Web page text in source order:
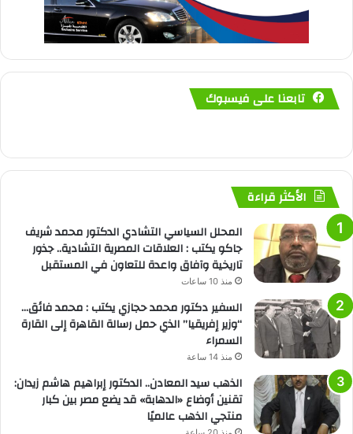
تابعنا على فيسبوك
الأكثر قراءة
المحلل السياسي التشادي الدكتور محمد شريف
جاكو يكتب : العلاقات المصرية التشادية.. جذور
تاريخية وآفاق واعدة للتعاون في المستقبل
منذ 10 ساعات
السفير دكتور محمد حجازي يكتب : محمد فائق…
“وزير إفريقيا” الذي حمل رسالة القاهرة إلى القارة
السمراء
منذ 14 ساعة
الذهب سيد المعادن.. الدكتور إبراهيم هاشم زيدان:
تقنين أوضاع «الدهابة» قد يضع مصر بين كبار
منتجي الذهب عالميًا